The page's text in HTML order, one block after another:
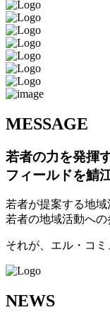
MESSAGE
若者の力を発揮
フィールドを鯖
若者が提案する地域
若者の地域活動へ
それが、エル・コミ
NEWS